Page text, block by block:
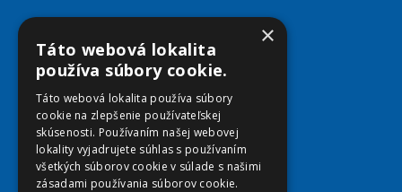
×
Táto webová lokalita
používa súbory cookie.
Táto webová lokalita používa súbory
cookie na zlepšenie používateľskej
skúsenosti. Používaním našej webovej
lokality vyjadrujete súhlas s používaním
všetkých súborov cookie v súlade s našimi
zásadami používania súborov cookie.